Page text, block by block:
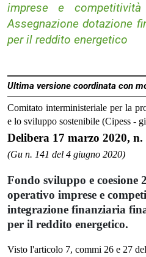
imprese e
Assegnazione dotazione
per il reddito energetico
Ultima versione coordinata con
Comitato interministeriale per la
e lo sviluppo sostenibile (Cipess -
Delibera 17 marzo 2020, n.
(Gu n. 141 del 4 giugno 2020)
Fondo sviluppo e coesione
operativo imprese e
integrazione finanziaria
per il reddito energetico.
Visto l'articolo 7, commi 26 e 27